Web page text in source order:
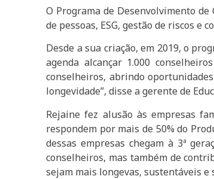
O Programa de Desenvolvimento
de pessoas, ESG, gestão de riscos e
Desde a sua criação, em 2019, o
agenda alcançar 1.000
conselheiros, abrindo
longevidade”, disse a gerente de
Rejaine fez alusão às empresas
respondem por mais de 50% do
dessas empresas chegam à 3ª
conselheiros, mas também de
sejam mais longevas, sustentáveis